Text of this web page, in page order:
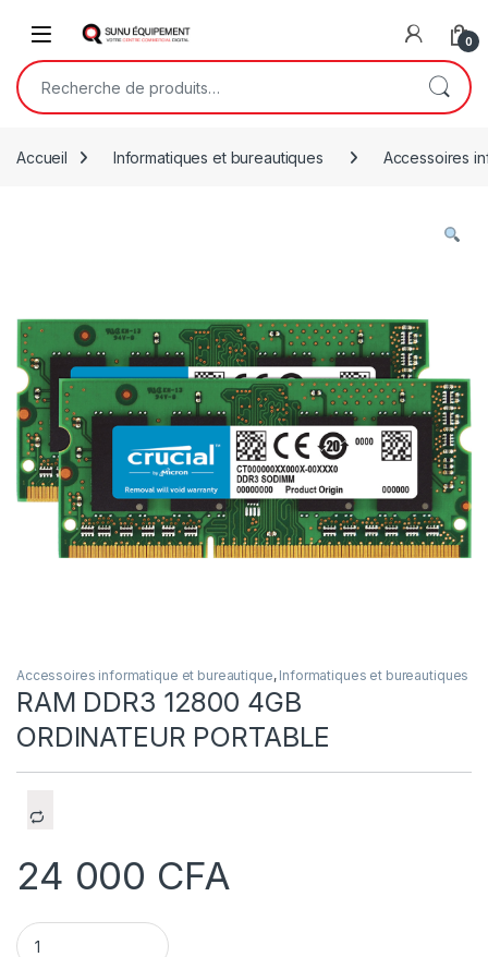
Open 0
Recherche pour :
Accueil Informatiques et bureautiques Accessoires
Accessoires informatique et bureautique, Informatiques et bureautiques
RAM DDR3 12800 4GB
ORDINATEUR PORTABLE
24 000 CFA
RAM DDR3 12800 4GB ORDINATEUR PORTABLE quantity